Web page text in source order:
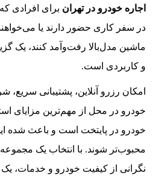
اجاره خودرو در تهران برای افرادی
در سفر کاری حضور دارند یا
ماشین مدل‌بالا رفت‌وآمد کنند، یک
و کاربردی است.
امکان رزرو آنلاین، پشتیبانی سریع،
خودرو در محل از مهم‌ترین مزایای
خودرو در پایتخت است و باعث شده
محبوب‌تر شوند. با انتخاب یک
نگرانی از کیفیت خودرو و خدمات، یک